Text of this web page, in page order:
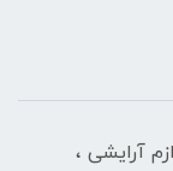
آرایشی ،